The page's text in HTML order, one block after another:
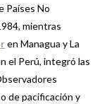
Países No
mientras
en Managua y La
el Perú, integró las
de pacificación y